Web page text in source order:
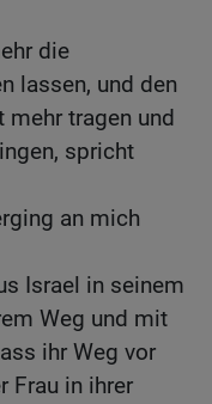
die
lassen, und den
tragen und
spricht
an mich
Israel in seinem
Weg und mit
ihr Weg vor
Frau in ihrer